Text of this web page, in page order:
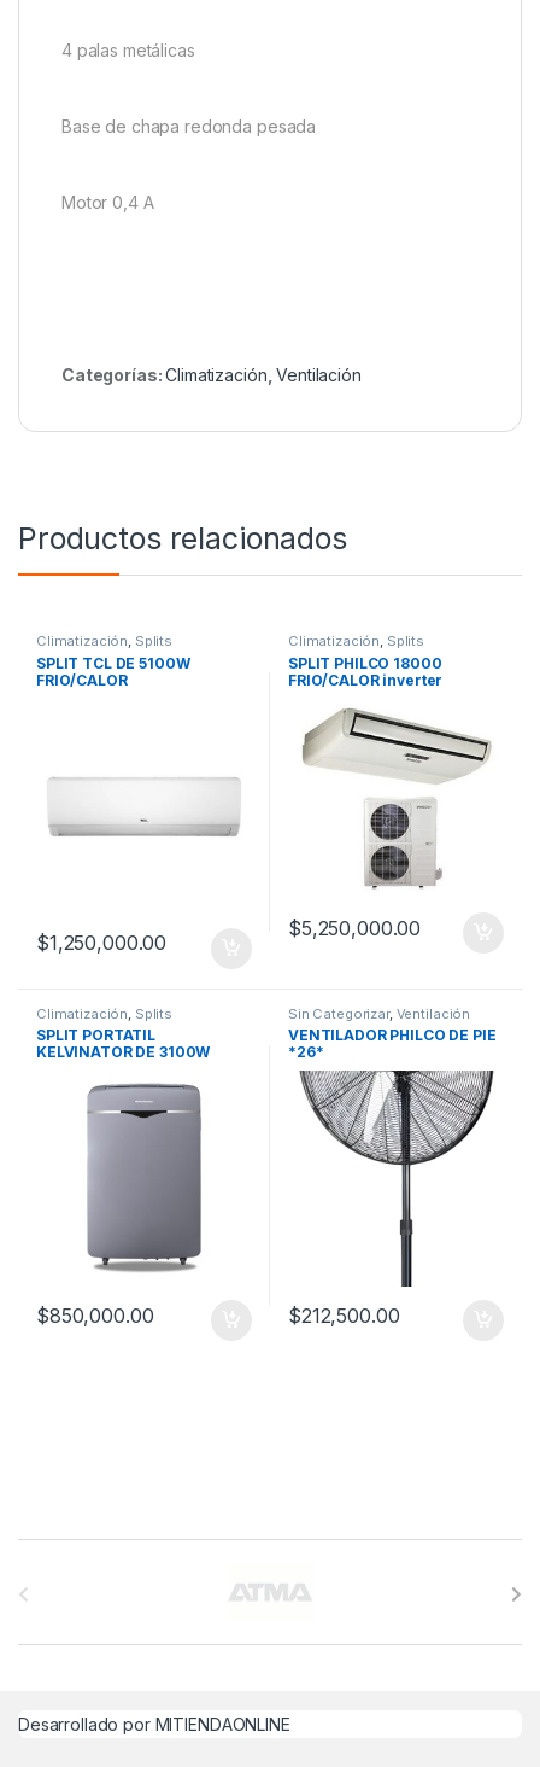
4 palas metálicas
Base de chapa redonda pesada
Motor 0,4 A
Categorías:Climatización ,Ventilación
Productos relacionados
Climatización, Splits
SPLIT TCL DE 5100W
FRIO/CALOR
$1,250,000.00
Climatización, Splits
SPLIT PHILCO 18000
FRIO/CALOR inverter
$5,250,000.00
Climatización Splits
SPLIT PORTATIL
KELVINATOR DE 3100W
$850,000.00
Sin Categorizar, Ventilación
VENTILADOR PHILCO DE PIE
*26*
$212,500.00
Desarrollado por MITIENDAONLINE